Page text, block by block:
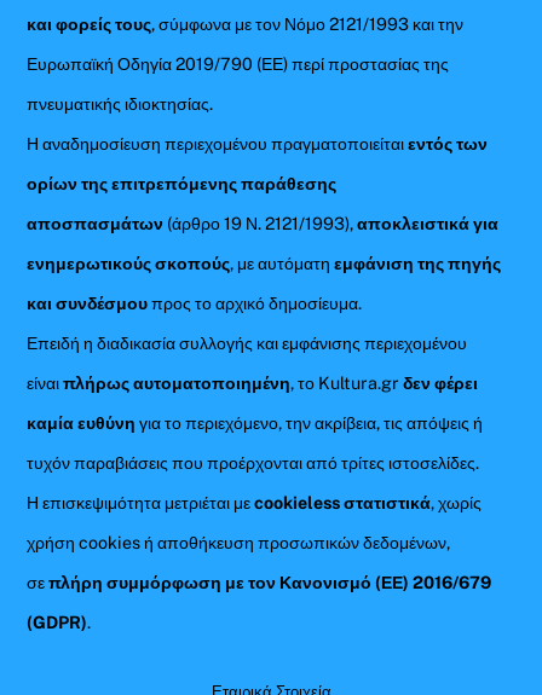
και φορείς τους, σύμφωνα με τον Νόμο 2121/1993 και την
Ευρωπαϊκή Οδηγία 2019/790 (ΕΕ) περί προστασίας της
πνευματικής ιδιοκτησίας.
Η αναδημοσίευση περιεχομένου πραγματοποιείταιεντός των
ορίων της επιτρεπόμενης παράθεσης
αποσπασμάτων (άρθρο 19 Ν. 2121/1993),αποκλειστικά για
ενημερωτικούς σκοπούς, με αυτόματηεμφάνιση της πηγής
και συνδέσμουπρος το αρχικό δημοσίευμα.
Επειδή η διαδικασία συλλογής και εμφάνισης περιεχομένου
είναιπλήρως αυτοματοποιημένη, το Kultura.grδεν φέρει
καμία ευθύνη για το περιεχόμενο, την ακρίβεια, τις απόψεις ή
τυχόν παραβιάσεις που προέρχονται από τρίτες ιστοσελίδες.
Η επισκεψιμότητα μετριέται μεcookieless στατιστικά, χωρίς
χρήση cookies ή αποθήκευση προσωπικών δεδομένων,
σεπλήρη συμμόρφωση με τον Κανονισμό (ΕΕ) 2016/679
(GDPR).